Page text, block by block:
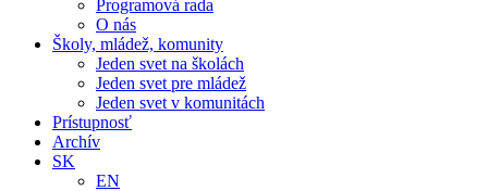
Programová rada
O nás
Školy, mládež, komunity
Jeden svet na školách
Jeden svet pre mládež
Jeden svet v komunitách
Prístupnosť
Archív
SK
EN